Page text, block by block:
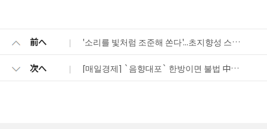
前へ '소리를 빛처럼 조준해 쏜다'...초지향성 스피커
[매일경제] `음향대포` 한방이면 불법 中 어선 `올킬`
次へ